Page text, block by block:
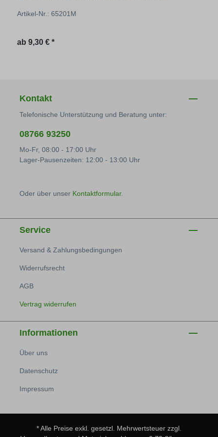
Artikel-Nr.: 65201M
Regulärer Preis:
ab 9,30 € *
Kontakt
Telefonische Unterstützung und Beratung unter:
08766 93250
Mo-Fr, 08:00 - 17:00 Uhr
Lager-Pausenzeiten: 12:00 - 13:00 Uhr
Oder über unser Kontaktformular.
Service
Versand & Zahlungsbedingungen
Widerrufsrecht
AGB
Vertrag widerrufen
Informationen
Über uns
Datenschutz
Impressum
* Alle Preise exkl. gesetzl. Mehrwertsteuer zzgl.